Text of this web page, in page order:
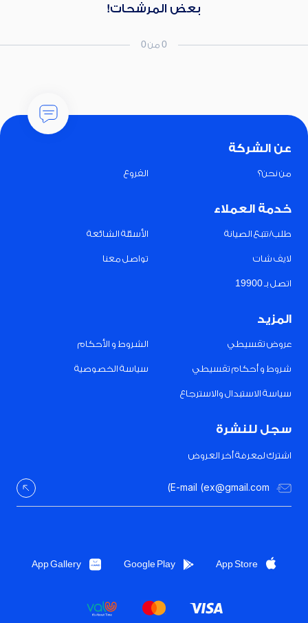
بعض المرشحات!
0 من 0
عن الشركة
من نحن؟ الفروع
خدمة العملاء
طلب/تتبع الصيانة الأسئلة الشائعة
لايف شات تواصل معنا
اتصل بـ 19900
المزيد
عروض تقسيطي الشروط و الأحكام
شروط و أحكام تقسيطي سياسة الخصوصية
سياسة الاستبدال والاسترجاع
سجل للنشرة
اشترك لمعرفة أخر العروض
App Store
Google Play
App Gallery